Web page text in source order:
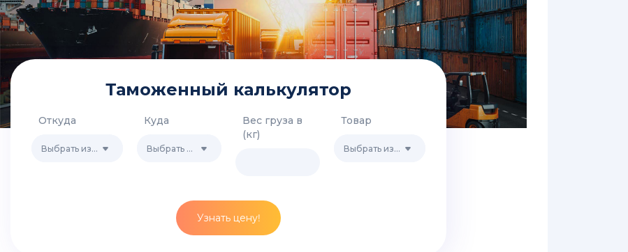
Таможенный калькулятор
Откуда
Выбрать из списка
Куда
Выбрать из списка
Вес груза в
(кг)
Товар
Выбрать из списка
Узнать цену!